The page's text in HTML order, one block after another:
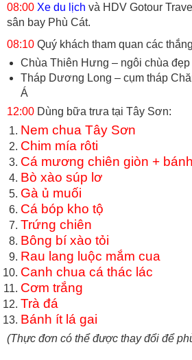
08:00 Xe du lịch và HDV Gotour
sân bay Phù Cát.
08:10 Quý khách tham quan các
Chùa Thiên Hưng – ngôi chùa
Tháp Dương Long – cụm tháp
Á
12:00 Dùng bữa trưa tại Tây Sơn:
Nem chua Tây Sơn
Chim mía rôti
Cá mương chiên giòn +
Bò xào súp lơ
Gà ủ muối
Cá bóp kho tộ
Trứng chiên
Bông bí xào tỏi
Rau lang luộc mắm cua
Canh chua cá thác lác
Cơm trắng
Trà đá
Bánh ít lá gai
(Thực đơn có thể được thay đổi để